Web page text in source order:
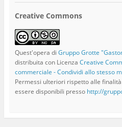
Creative Commons
Quest'opera di Gruppo Grotte
distribuita con Licenza Creative
commerciale - Condividi allo stesso
Permessi ulteriori rispetto alle
essere disponibili presso http://